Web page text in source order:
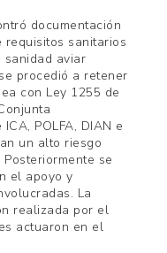
documentación
requisitos sanitarios
sanidad aviar
procedió a retener
con Ley 1255 de
POLFA, DIAN e
un alto riesgo
se
el apoyo y
La
realizada por el
actuaron en el